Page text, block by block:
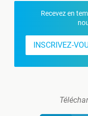
Recevez en
INSCRIVEZ-